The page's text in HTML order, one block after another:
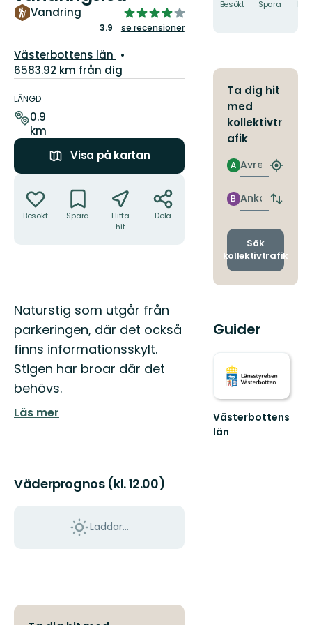
Vandring
3.9291443850267385
av
stjärnor
3.9 se recensioner
Län:
Västerbottens län
6583.92 km från dig
om
leden
LÄNGD
0.9
km
Visa på kartan
Besökt Spara
Hitta
hit
Dela
Beskrivning
Naturstig som utgår från
parkeringen, där det också
finns informationsskylt.
Stigen har broar där det
behövs.
Läs mer
Väderprognos (kl. 12.00)
Laddar...
Besökt Spara
Ta dig hit
med
kollektivtr
afik
Avresa
A
Hitta
Ankomst
B
Byt
och
Sök
kollektivtrafik
Guider
Västerbottens
län